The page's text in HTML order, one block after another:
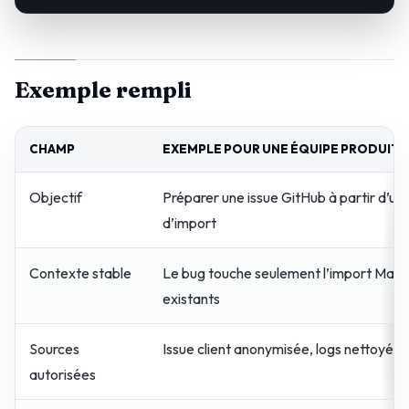
Exemple rempli
CHAMP EXEMPLE POUR UNE ÉQUIPE PRODUIT
Objectif
Préparer une issue GitHub à partir
d’import
Contexte stable
Le bug touche seulement l’import
existants
Sources
autorisées
Issue client anonymisée, logs